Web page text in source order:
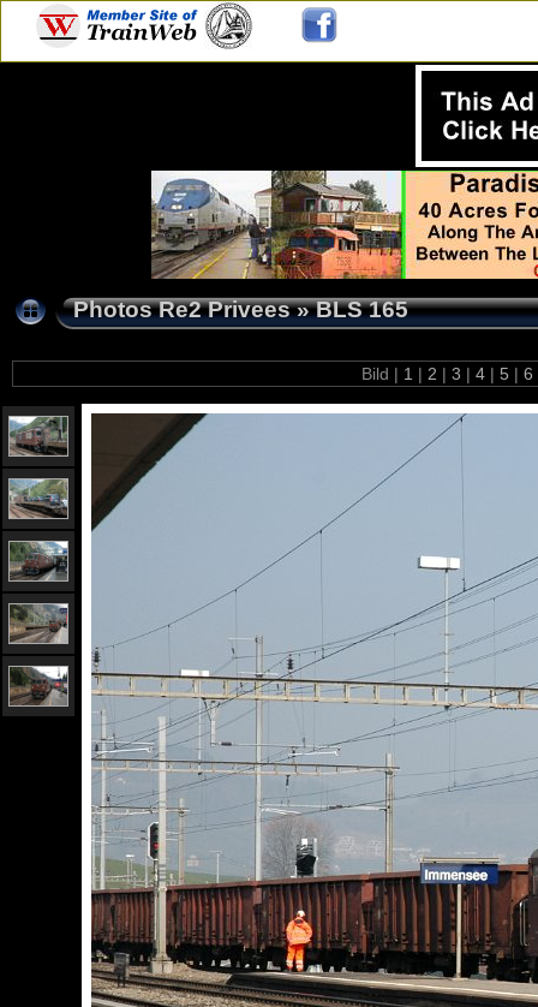
Photos Re2 Privees»BLS 165
Bild | 1 | 2 | 3 | 4 | 5 | 6